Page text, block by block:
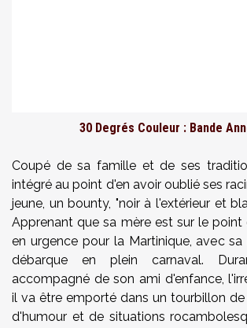
30 Degrés Couleur : Bande
Coupé de sa famille et de ses
intégré au point d'en avoir oublié ses
jeune, un bounty, "noir à l'extérieur et
Apprenant que sa mère est sur le point
en urgence pour la Martinique, avec
débarque en plein carnaval.
accompagné de son ami d'enfance,
il va être emporté dans un tourbillon
d'humour et de situations